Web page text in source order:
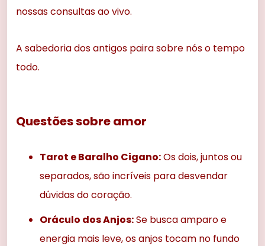
nossas consultas ao vivo.
A sabedoria dos antigos paira sobre nós o tempo
todo.
Questões sobre amor
Tarot e Baralho Cigano:Os dois, juntos ou
separados, são incríveis para desvendar
dúvidas do coração.
Oráculo dos Anjos:Se busca amparo e
energia mais leve, os anjos tocam no fundo